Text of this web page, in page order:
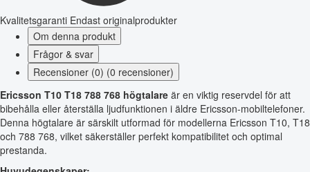
Kvalitetsgaranti Endast originalprodukter
Om denna produkt
Frågor & svar
Recensioner (0) (0 recensioner)
Ericsson T10 T18 788 768 högtalare är en viktig reservdel för att
bibehålla eller återställa ljudfunktionen i äldre Ericsson-mobiltelefoner.
Denna högtalare är särskilt utformad för modellerna Ericsson T10, T18
och 788 768, vilket säkerställer perfekt kompatibilitet och optimal
prestanda.